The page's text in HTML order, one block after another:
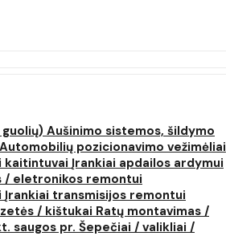
Aušinimo sistemos, šildymo
Automobilių pozicionavimo vežimėliai
kaitintuvai Įrankiai apdailos ardymui
/ eletronikos remontui
Įrankiai transmisijos remontui
/ kištukai Ratų montavimas /
saugos pr. Šepečiai / valikliai /